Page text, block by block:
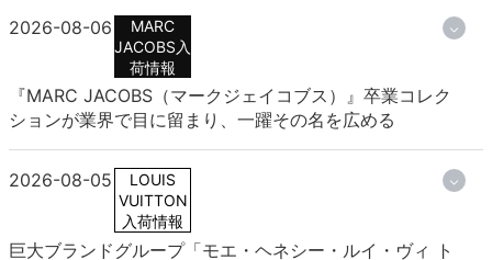
2026-08-06
MARC
JACOBS入
荷情報
『MARC JACOBS（マークジェイコブス）』卒業コレク
ションが業界で目に留まり、一躍その名を広める
2026-08-05
LOUIS
VUITTON
入荷情報
巨大ブランドグループ「モエ・ヘネシー・ルイ・ヴィ ト